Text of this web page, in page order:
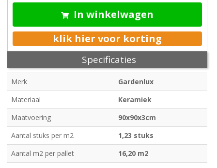
In winkelwagen
klik hier voor korting
Specificaties
Merk
Gardenlux
Materiaal
Keramiek
Maatvoering
90x90x3cm
Aantal stuks per m2
1,23 stuks
Aantal m2 per pallet
16,20 m2